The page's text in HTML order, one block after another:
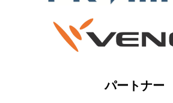
パートナー